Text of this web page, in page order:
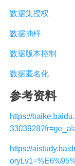
数据集授权
数据抽样
数据版本控制
数据匿名化
参考资料
https://
https://